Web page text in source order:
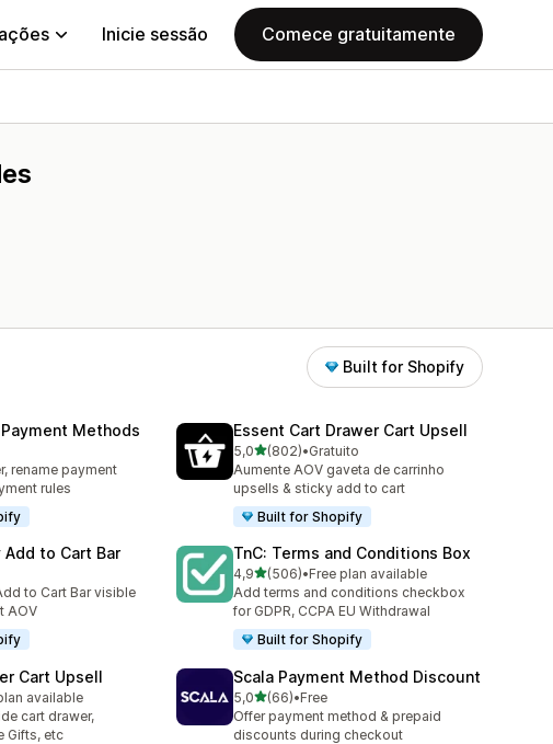
Inicie sessão Comece gratuitamente
Built for Shopify
Methods
rename payment
rules
Essent Cart Drawer Cart Upsell
5,0de 5 estrelas
(802)
802 total de avaliações
•Gratuito
Aumente AOV gaveta de carrinho
upsells & sticky add to cart
Built for Shopify
to Cart Bar
to Cart Bar visible
AOV
TnC: Terms and Conditions Box
4,9de 5 estrelas
(506)
506 total de avaliações
•Free plan available
Add terms and conditions checkbox
for GDPR, CCPA EU Withdrawal
Built for Shopify
Cart Upsell
available
cart drawer,
Gifts, etc
Scala Payment Method Discount
5,0de 5 estrelas
(66)
66 total de avaliações
•Free
Offer payment method & prepaid
discounts during checkout